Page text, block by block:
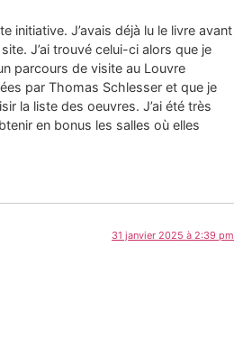
initiative. J’avais déjà lu le livre avant
J’ai trouvé celui-ci alors que je
parcours de visite au Louvre
par Thomas Schlesser et que je
la liste des oeuvres. J’ai été très
en bonus les salles où elles
31 janvier 2025 à 2:39 pm